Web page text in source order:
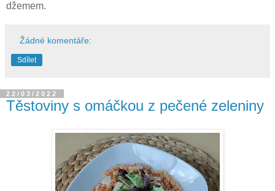
džemem.
Žádné komentáře:
Sdílet
22/03/2022
Těstoviny s omáčkou z pečené zeleniny